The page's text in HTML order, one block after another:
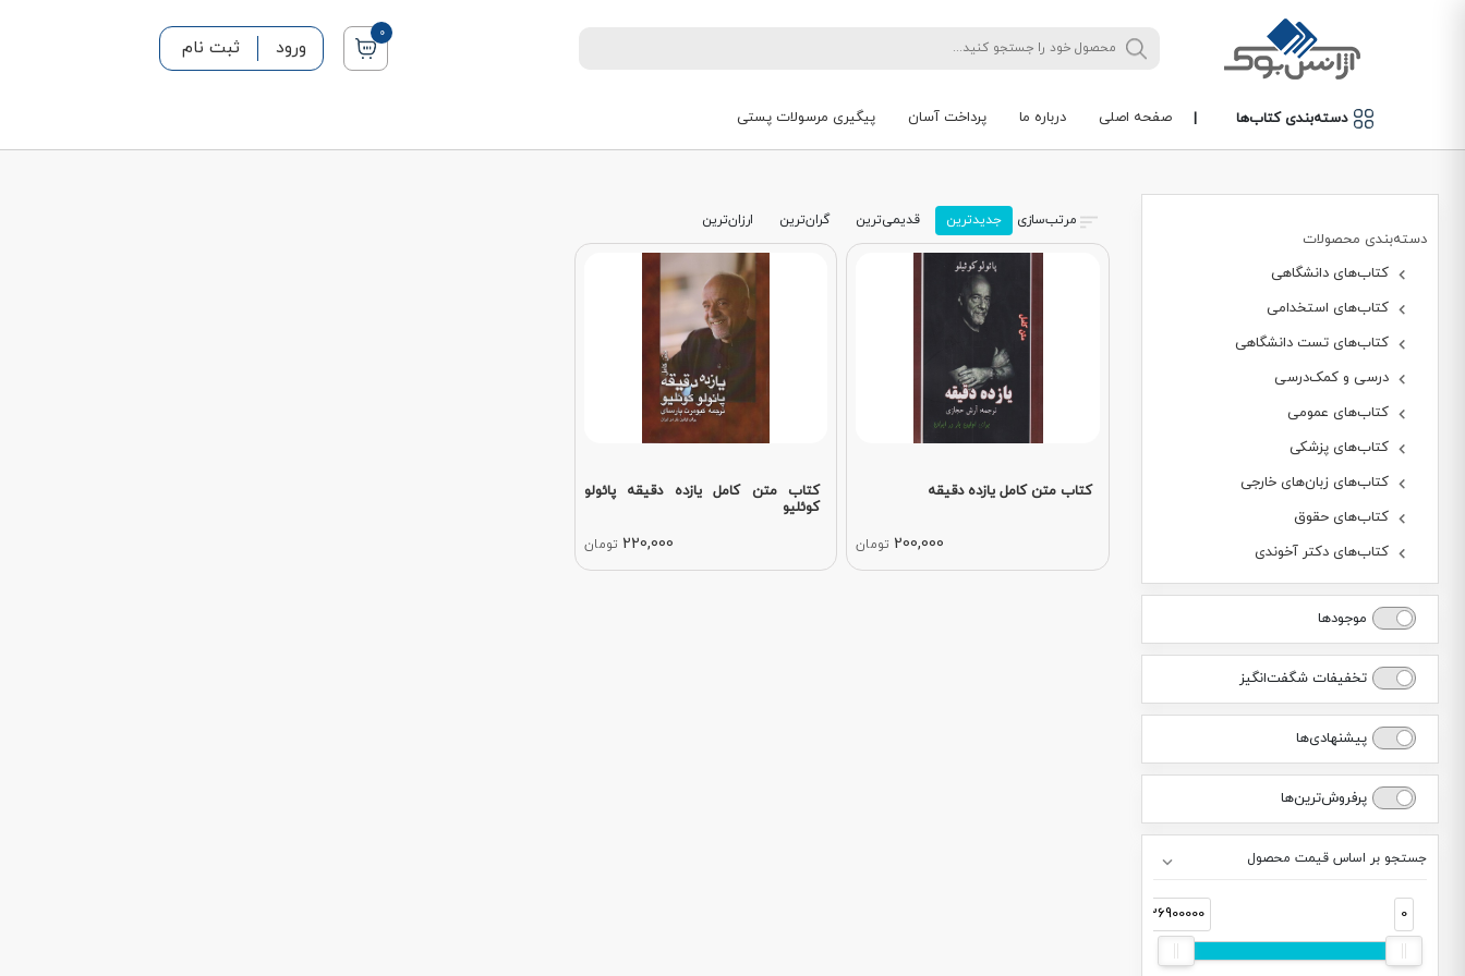
0
ورود ثبت نام
دسته‌بندی کتاب‌ها | صفحه اصلی درباره ما پرداخت آسان پیگیری مرسولات پستی
دسته‌بندی محصولات
کتاب‌های دانشگاهی
کتاب‌های استخدامی
کتاب‌های تست دانشگاهی
درسی و کمک‌درسی
کتاب‌های عمومی
کتاب‌های پزشکی
کتاب‌های زبان‌های خارجی
کتاب‌های حقوق
کتاب‌های دکتر آخوندی
موجودها
تخفیفات شگفت‌انگیز
پیشنهادی‌ها
پرفروش‌ترین‌ها
جستجو بر اساس قیمت محصول
0
36900000
مرتب‌سازی جدیدترین قدیمی‌ترین گران‌ترین ارزان‌ترین
کتاب متن کامل یازده دقیقه
200,000 تومان
کتاب متن کامل یازده دقیقه پائولو
کوئلیو
220,000 تومان